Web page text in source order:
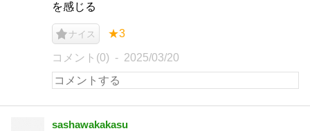
を感じる
ナイス ★3
コメント(0) 2025/03/20
sashawakakasu